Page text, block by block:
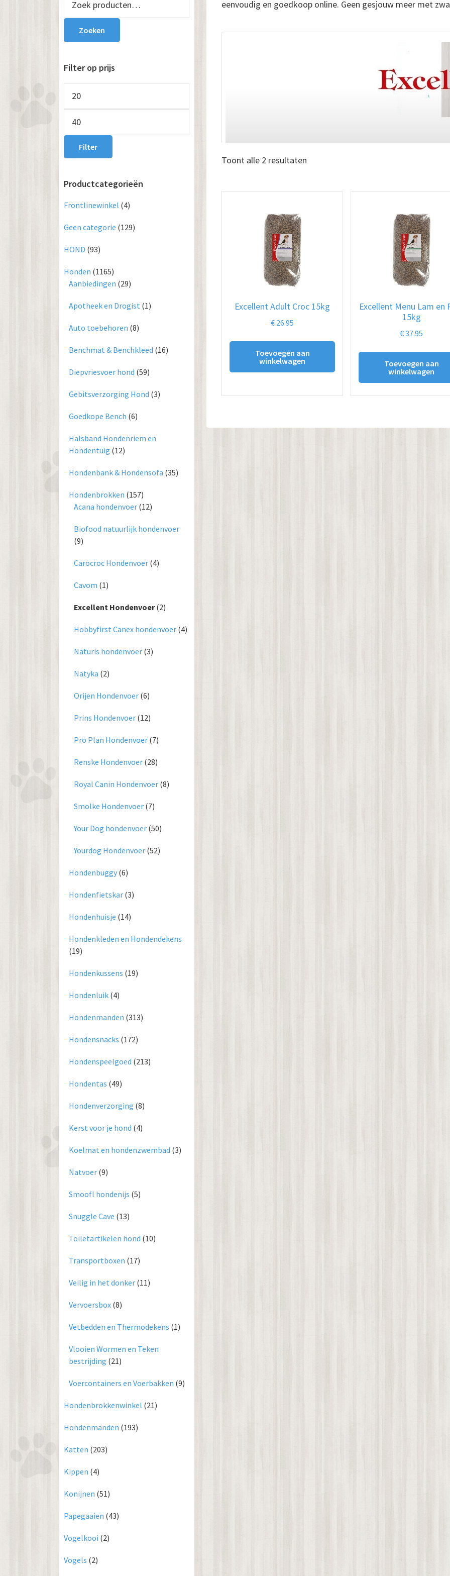
eenvoudig en goedkoop online. Geen gesjouw meer met
Toont alle 2 resultaten
Excellent Adult Croc 15kg
€ 26.95
Toevoegen aan
winkelwagen
Excellent Menu Lam en
15kg
€37.95
Toevoegen aan
winkelwagen
Sidebar
naar:
Zoeken
Filter op prijs
prijs
prijs
Filter
Productcategorieën
Frontlinewinkel (4)
Geen categorie (129)
HOND (93)
Honden (1165)
Aanbiedingen (29)
Apotheek en Drogist (1)
Auto toebehoren (8)
Benchmat & Benchkleed (16)
Diepvriesvoer hond (59)
Gebitsverzorging Hond (3)
Goedkope Bench (6)
Halsband Hondenriem en
Hondentuig (12)
Hondenbank & Hondensofa (35)
Hondenbrokken (157)
Acana hondenvoer (12)
Biofood natuurlijk hondenvoer
(9)
Carocroc Hondenvoer (4)
Cavom (1)
Excellent Hondenvoer (2)
Hobbyfirst Canex hondenvoer (4)
Naturis hondenvoer (3)
Natyka (2)
Orijen Hondenvoer (6)
Prins Hondenvoer (12)
Pro Plan Hondenvoer (7)
Renske Hondenvoer (28)
Royal Canin Hondenvoer (8)
Smolke Hondenvoer (7)
Your Dog hondenvoer (50)
Yourdog Hondenvoer (52)
Hondenbuggy (6)
Hondenfietskar (3)
Hondenhuisje (14)
Hondenkleden en Hondendekens
(19)
Hondenkussens (19)
Hondenluik (4)
Hondenmanden (313)
Hondensnacks (172)
Hondenspeelgoed (213)
Hondentas (49)
Hondenverzorging (8)
Kerst voor je hond (4)
Koelmat en hondenzwembad (3)
Natvoer (9)
Smoofl hondenijs (5)
Snuggle Cave (13)
Toiletartikelen hond (10)
Transportboxen (17)
Veilig in het donker (11)
Vervoersbox (8)
Vetbedden en Thermodekens (1)
Vlooien Wormen en Teken
bestrijding (21)
Voercontainers en Voerbakken (9)
Hondenbrokkenwinkel (21)
Hondenmanden (193)
Katten (203)
Kippen (4)
Konijnen (51)
Papegaaien (43)
Vogelkooi (2)
Vogels (2)